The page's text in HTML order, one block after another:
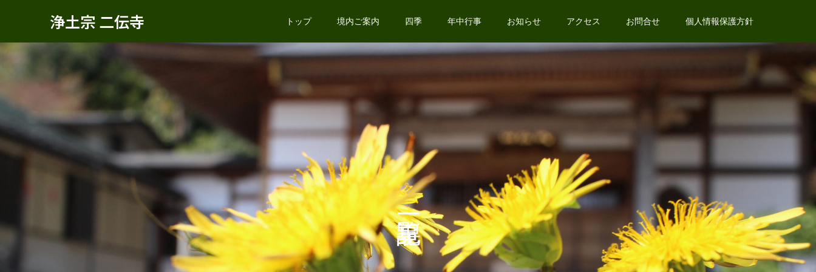
浄土宗 二伝寺 トップ 境内ご案内 四季 年中行事 お知らせ アクセス お問合せ 個人情報保護方針